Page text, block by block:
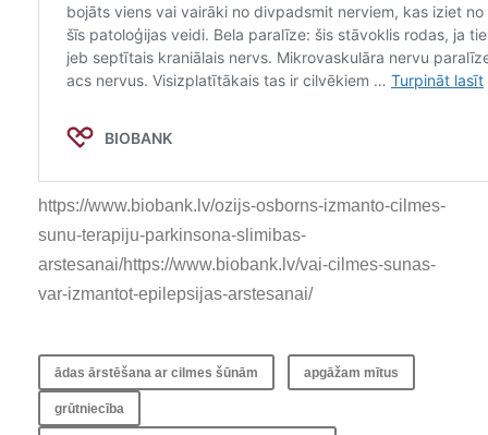
https://www.biobank.lv/ozijs-osborns-izmanto-cilmes-
sunu-terapiju-parkinsona-slimibas-
arstesanai/https://www.biobank.lv/vai-cilmes-sunas-
var-izmantot-epilepsijas-arstesanai/
ādas ārstēšana ar cilmes šūnām apgāžam mītus
grūtniecība